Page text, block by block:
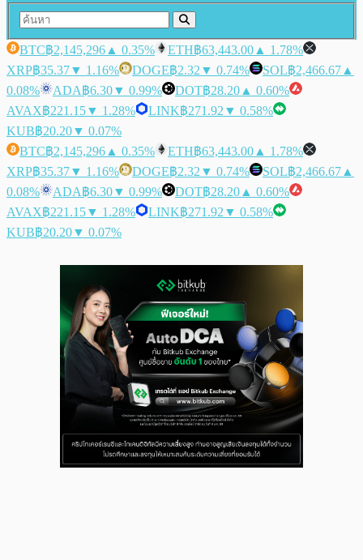
BTC฿2,145,296 ▲ 0.35% ETH฿63,443.00 ▲ 1.78%
XRP฿35.37▼ 1.16% DOGE฿2.32 ▼ 0.74% SOL฿2,466.67 ▲
0.08%
ADA฿6.30▼ 0.99% DOT฿28.20 ▲ 0.60%
AVAX฿221.15▼ 1.28% LINK฿271.92 ▼ 0.58%
KUB฿20.20▼ 0.07%
BTC฿2,145,296 ▲ 0.35% ETH฿63,443.00 ▲ 1.78%
XRP฿35.37▼ 1.16% DOGE฿2.32 ▼ 0.74% SOL฿2,466.67 ▲
0.08%
ADA฿6.30▼ 0.99% DOT฿28.20 ▲ 0.60%
AVAX฿221.15▼ 1.28% LINK฿271.92 ▼ 0.58%
KUB฿20.20▼ 0.07%